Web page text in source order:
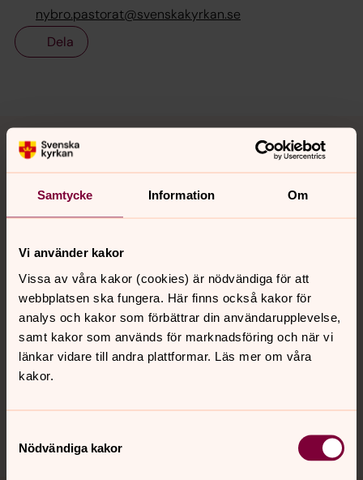
Samtycke Information Om
Vi använder kakor
Vissa av våra kakor (cookies) är nödvändiga för att
webbplatsen ska fungera. Här finns också kakor för
analys och kakor som förbättrar din användarupplevelse,
samt kakor som används för marknadsföring och när vi
länkar vidare till andra plattformar. Läs mer om våra
kakor.
Nödvändiga kakor
nybro.pastorat@svenskakyrkan.se
Dela
Kontakt
Hitta snabbt
Sociala kanaler